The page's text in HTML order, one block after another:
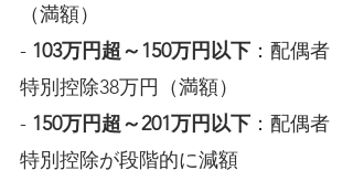
（満額）
- 103万円超～150万円以下 ：配偶者
特別控除38万円（満額）
- 150万円超～201万円以下 ：配偶者
特別控除が段階的に減額